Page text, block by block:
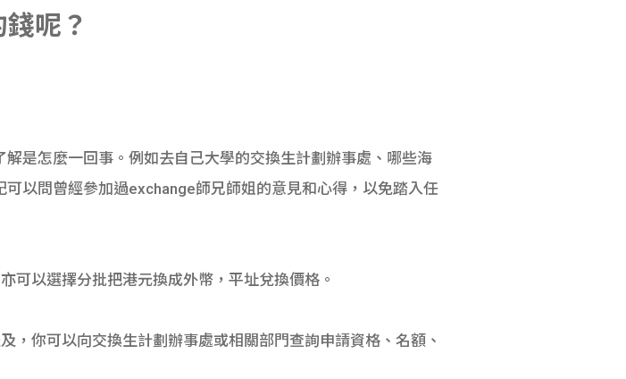
呢？
是怎麼一回事。例如去自己大學的交換生計劃辦事處、哪些海
以問曾經參加過exchange師兄師姐的意見和心得，以免踏入任
可以選擇分批把港元換成外幣，平址兌換價格。
，你可以向交換生計劃辦事處或相關部門查詢申請資格、名額、